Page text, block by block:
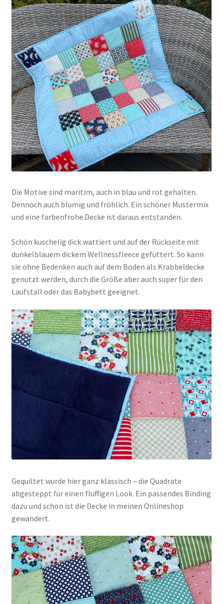
Die Motive sind maritim, auch in blau und rot gehalten.
Dennoch auch blumig und fröhlich. Ein schöner Mustermix
und eine farbenfrohe Decke ist daraus entstanden.
Schön kuschelig dick wattiert und auf der Rückseite mit
dunkelblauem dickem Wellnessfleece gefüttert. So kann
sie ohne Bedenken auch auf dem Boden als Krabbeldecke
genutzt werden, durch die Größe aber auch super für den
Laufstall oder das Babybett geeignet.
Gequiltet wurde hier ganz klassisch – die Quadrate
abgesteppt für einen fluffigen Look. Ein passendes Binding
dazu und schon ist die Decke in meinen Onlineshop
gewandert.